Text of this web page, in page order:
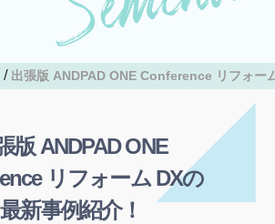
出張版 ANDPAD ONE Conference リフォー
版 ANDPAD ONE
リフォーム DXの
最新事例紹介！